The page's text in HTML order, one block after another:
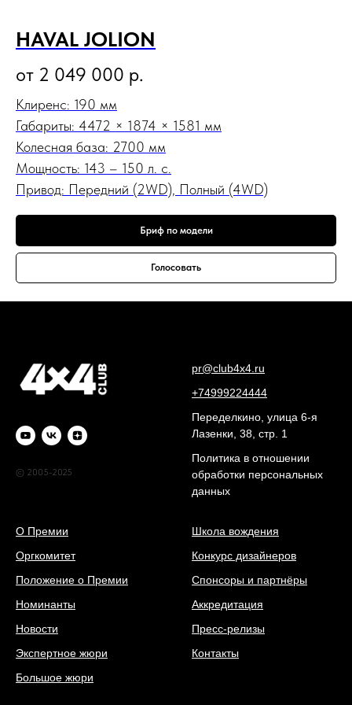
HAVAL JOLION
от 2 049 000 р.
Клиренс: 190 мм
Габариты: 4472 × 1874 × 1581 мм
Колесная база: 2700 мм
Мощность: 143 – 150 л. с.
Привод: Передний (2WD), Полный (4WD)
Бриф по модели
Голосовать
© 2005-2025
pr@club4x4.ru
+74999224444
Переделкино, улица 6-я
Лазенки, 38, стр. 1
Политика в отношении
обработки персональных
данных
О Премии
Оргкомитет
Положение о Премии
Номинанты
Новости
Экспертное жюри
Большое жюри
Школа вождения
Конкурс дизайнеров
Спонсоры и партнёры
Аккредитация
Пресс-релизы
Контакты